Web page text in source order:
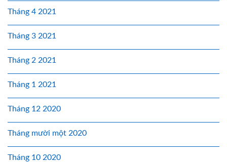
Tháng 4 2021
Tháng 3 2021
Tháng 2 2021
Tháng 1 2021
Tháng 12 2020
Tháng mười một 2020
Tháng 10 2020